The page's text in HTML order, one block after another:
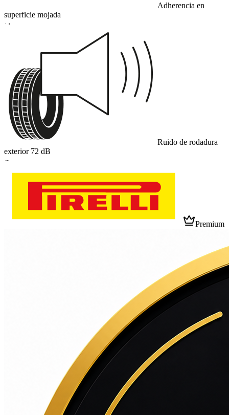
Adherencia en
superficie mojada
D
Ruido de rodadura
exterior 72 dB
B
Premium